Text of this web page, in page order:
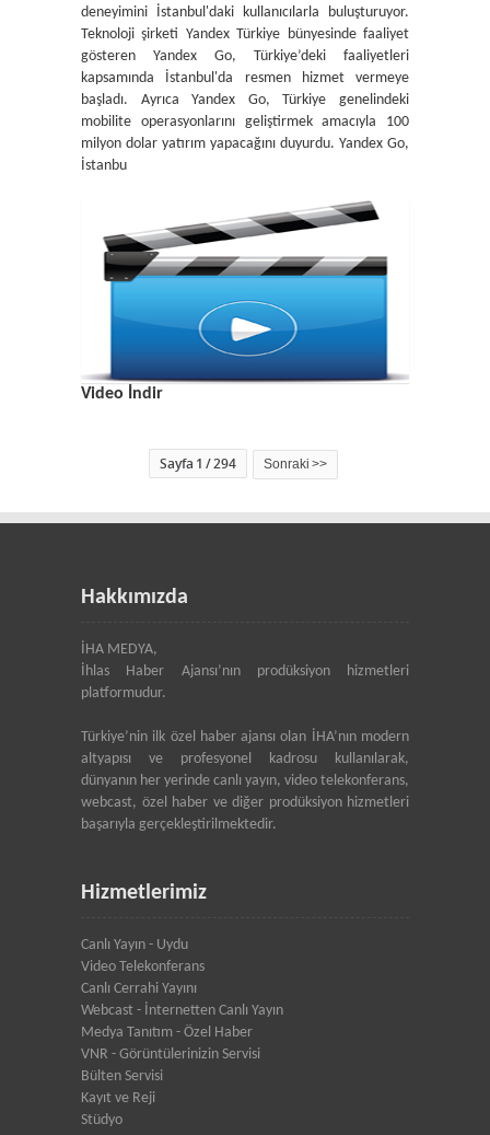
deneyimini İstanbul'daki kullanıcılarla buluşturuyor.
Teknoloji şirketi Yandex Türkiye bünyesinde faaliyet
gösteren Yandex Go, Türkiye’deki faaliyetleri
kapsamında İstanbul'da resmen hizmet vermeye
başladı. Ayrıca Yandex Go, Türkiye genelindeki
mobilite operasyonlarını geliştirmek amacıyla 100
milyon dolar yatırım yapacağını duyurdu. Yandex Go,
İstanbu
Video İndir
Sayfa 1 / 294 Sonraki >>
Hakkımızda
İHA MEDYA,
İhlas Haber Ajansı’nın prodüksiyon hizmetleri
platformudur.
Türkiye’nin ilk özel haber ajansı olan İHA’nın modern
altyapısı ve profesyonel kadrosu kullanılarak,
dünyanın her yerinde canlı yayın, video telekonferans,
webcast, özel haber ve diğer prodüksiyon hizmetleri
başarıyla gerçekleştirilmektedir.
Hizmetlerimiz
Canlı Yayın - Uydu
Video Telekonferans
Canlı Cerrahi Yayını
Webcast - İnternetten Canlı Yayın
Medya Tanıtım - Özel Haber
VNR - Görüntülerinizin Servisi
Bülten Servisi
Kayıt ve Reji
Stüdyo